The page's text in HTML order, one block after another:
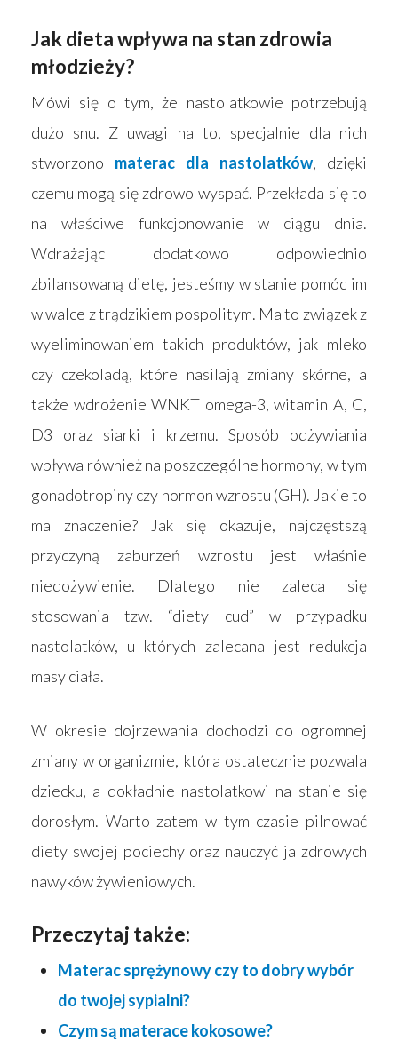
Jak dieta wpływa na stan zdrowia
młodzieży?
Mówi się o tym, że nastolatkowie potrzebują
dużo snu. Z uwagi na to, specjalnie dla nich
stworzono materac dla nastolatków, dzięki
czemu mogą się zdrowo wyspać. Przekłada się to
na właściwe funkcjonowanie w ciągu dnia.
Wdrażając dodatkowo odpowiednio
zbilansowaną dietę, jesteśmy w stanie pomóc im
w walce z trądzikiem pospolitym. Ma to związek z
wyeliminowaniem takich produktów, jak mleko
czy czekoladą, które nasilają zmiany skórne, a
także wdrożenie WNKT omega-3, witamin A, C,
D3 oraz siarki i krzemu. Sposób odżywiania
wpływa również na poszczególne hormony, w tym
gonadotropiny czy hormon wzrostu (GH). Jakie to
ma znaczenie? Jak się okazuje, najczęstszą
przyczyną zaburzeń wzrostu jest właśnie
niedożywienie. Dlatego nie zaleca się
stosowania tzw. “diety cud” w przypadku
nastolatków, u których zalecana jest redukcja
masy ciała.
W okresie dojrzewania dochodzi do ogromnej
zmiany w organizmie, która ostatecznie pozwala
dziecku, a dokładnie nastolatkowi na stanie się
dorosłym. Warto zatem w tym czasie pilnować
diety swojej pociechy oraz nauczyć ja zdrowych
nawyków żywieniowych.
Przeczytaj także:
Materac sprężynowy czy to dobry wybór
do twojej sypialni?
Czym są materace kokosowe?
Strona główna
Produkty
Materace
Łóżka
Wyszukiwarka
Blog
Kontakt